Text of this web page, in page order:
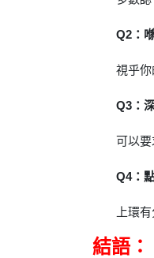
Q2：
視乎
Q3：
可以
Q4：
上環
結語：